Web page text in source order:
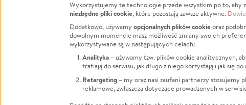
FacebookTwitter Instagram
LinkedInTikTok Youtube
Jak to
Regulamin
Polityka
Kontakt
Polityka
Zarządzaj
Wykorzystujemy te technologie przede wszystkim po to, aby
niezbędne pliki cookie, które pozostają zawsze aktywne.
Dodatkowo, używamy opcjonalnych plików cookieoraz
dowolnym momencie masz możliwość zmiany swoich
wykorzystywane są w następujących celach:
Analityka – używamy tzw. plików cookie analitycznych,
trafiają do serwisu, jak długo z niego korzystają i jak się
Retargeting – my oraz nasi zaufani partnerzy stosujemy
reklamowe, zwłaszcza dotyczące prowadzonych w